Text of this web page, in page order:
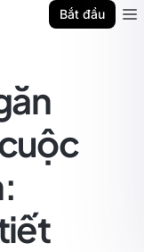
Bắt đầu